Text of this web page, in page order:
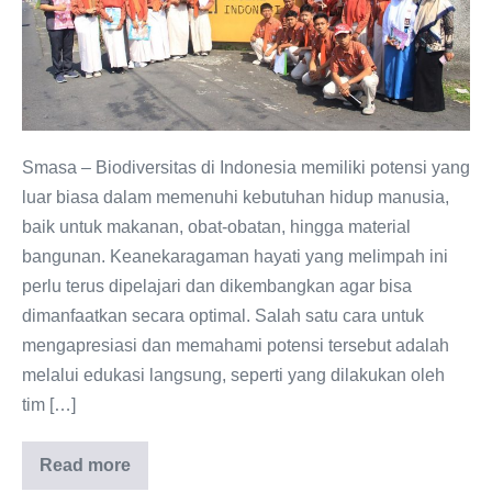
SMAN
Ngawi
Rumah
Atsiri
Indonesia:
Menggali
Potensi
Biodiversitas
Indonesia
Smasa – Biodiversitas di Indonesia memiliki potensi yang
luar biasa dalam memenuhi kebutuhan hidup manusia,
baik untuk makanan, obat-obatan, hingga material
bangunan. Keanekaragaman hayati yang melimpah ini
perlu terus dipelajari dan dikembangkan agar bisa
dimanfaatkan secara optimal. Salah satu cara untuk
mengapresiasi dan memahami potensi tersebut adalah
melalui edukasi langsung, seperti yang dilakukan oleh
tim […]
Read more
Kunjungan